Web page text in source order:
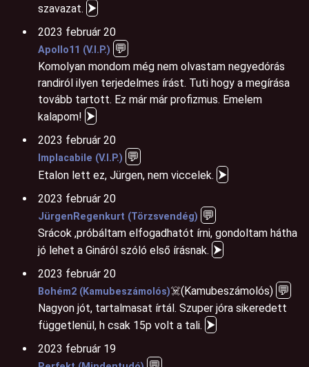
szavazat. ⮞
2023 február 20
Apollo11 (V.I.P.) 💬
Komolyan mondom még nem olvastam negyedórás
randiról ilyen terjedelmes írást. Tuti hogy a megírása
tovább tartott. Ez már már profizmus. Emelem
kalapom! ⮞
2023 február 20
Implacabile (V.I.P.) 💬
Etalon lett ez, Jürgen, nem viccelek. ⮞
2023 február 20
JürgenRegenkurt (Törzsvendég) 💬
Srácok ,próbáltam elfogadhatót írni, gondoltam hátha
jó lehet a Gináról szóló első írásnak. ⮞
2023 február 20
Bohém2 (Kamubeszámolós)☠️(Kamubeszámolós) 💬
Nagyon jót, tartalmasat írtál. Szuper jóra sikeredett
függetlenül, h csak 15p volt a tali. ⮞
2023 február 19